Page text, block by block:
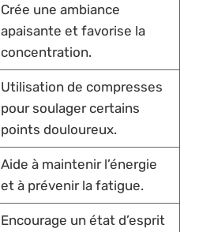
Crée une ambiance
apaisante et favorise la
concentration.
Utilisation de compresses
pour soulager certains
points douloureux.
Aide à maintenir l’énergie
et à prévenir la fatigue.
Encourage un état d’esprit